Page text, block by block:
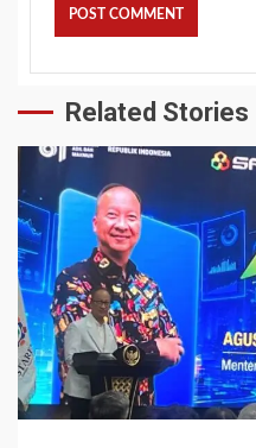
Related Stories